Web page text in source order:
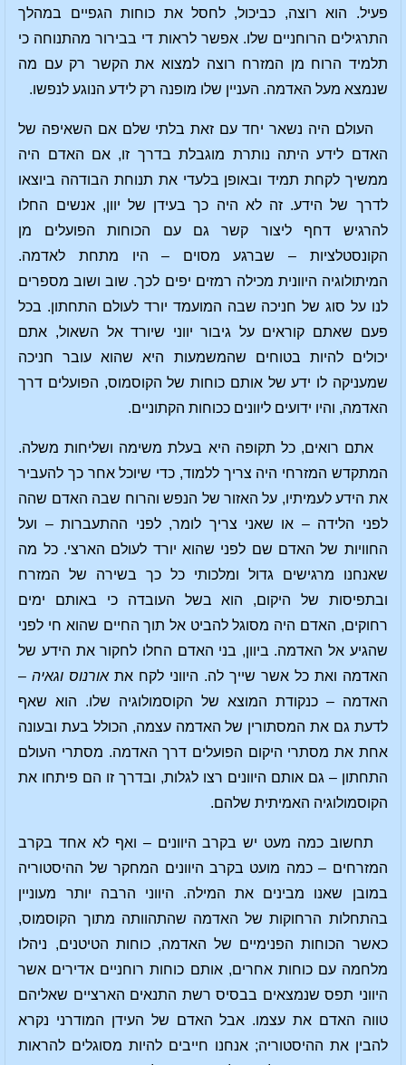
פעיל. הוא רוצה, כביכול, לחסל את כוחות הגפיים במהלך
התרגילים הרוחניים שלו. אפשר לראות די בבירור מהתנוחה כי
תלמיד הרוח מן המזרח רוצה למצוא את הקשר רק עם מה
שנמצא מעל האדמה. העניין שלו מופנה רק לידע הנוגע לנפשו.
העולם היה נשאר יחד עם זאת בלתי שלם אם השאיפה של
האדם לידע היתה נותרת מוגבלת בדרך זו, אם האדם היה
ממשיך לקחת תמיד ובאופן בלעדי את תנוחת הבודהה ביוצאו
לדרך של הידע. זה לא היה כך בעידן של יוון, אנשים החלו
להרגיש דחף ליצור קשר גם עם הכוחות הפועלים מן
הקונסטלציות – שברגע מסוים – היו מתחת לאדמה.
המיתולוגיה היוונית מכילה רמזים יפים לכך. שוב ושוב מספרים
לנו על סוג של חניכה שבה המועמד יורד לעולם התחתון. בכל
פעם שאתם קוראים על גיבור יווני שיורד אל השאול, אתם
יכולים להיות בטוחים שהמשמעות היא שהוא עובר חניכה
שמעניקה לו ידע של אותם כוחות של הקוסמוס, הפועלים דרך
האדמה, והיו ידועים ליוונים ככוחות הקתוניים.
אתם רואים, כל תקופה היא בעלת משימה ושליחות משלה.
המתקדש המזרחי היה צריך ללמוד, כדי שיוכל אחר כך להעביר
את הידע לעמיתיו, על האזור של הנפש והרוח שבה האדם שהה
לפני הלידה – או שאני צריך לומר, לפני ההתעברות – ועל
החוויות של האדם שם לפני שהוא יורד לעולם הארצי. כל מה
שאנחנו מרגישים גדול ומלכותי כל כך בשירה של המזרח
ובתפיסות של היקום, הוא בשל העובדה כי באותם ימים
רחוקים, האדם היה מסוגל להביט אל תוך החיים שהוא חי לפני
שהגיע אל האדמה. ביוון, בני האדם החלו לחקור את הידע של
האדמה ואת כל אשר שייך לה. היווני לקח אתאורנוס וגאיה–
האדמה – כנקודת המוצא של הקוסמולוגיה שלו. הוא שאף
לדעת גם את המסתורין של האדמה עצמה, הכולל בעת ובעונה
אחת את מסתרי היקום הפועלים דרך האדמה. מסתרי העולם
התחתון – גם אותם היוונים רצו לגלות, ובדרך זו הם פיתחו את
הקוסמולוגיה האמיתית שלהם.
תחשוב כמה מעט יש בקרב היוונים – ואף לא אחד בקרב
המזרחים – כמה מועט בקרב היוונים המחקר של ההיסטוריה
במובן שאנו מבינים את המילה. היווני הרבה יותר מעוניין
בהתחלות הרחוקות של האדמה שהתהוותה מתוך הקוסמוס,
כאשר הכוחות הפנימיים של האדמה, כוחות הטיטנים, ניהלו
מלחמה עם כוחות אחרים, אותם כוחות רוחניים אדירים אשר
היווני תפס שנמצאים בבסיס רשת התנאים הארציים שאליהם
טווה האדם את עצמו. אבל האדם של העידן המודרני נקרא
להבין את ההיסטוריה; אנחנו חייבים להיות מסוגלים להראות